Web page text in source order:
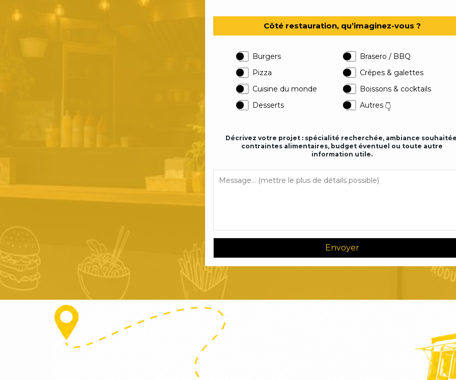
Côté restauration, qu’imaginez-vous ?
Burgers
Pizza
Cuisine du monde
Desserts
Brasero / BBQ
Crêpes & galettes
Boissons & cocktails
Autres 👇
Décrivez votre projet : spécialité recherchée, ambiance
contraintes alimentaires, budget éventuel ou toute autre
information utile.
Envoyer